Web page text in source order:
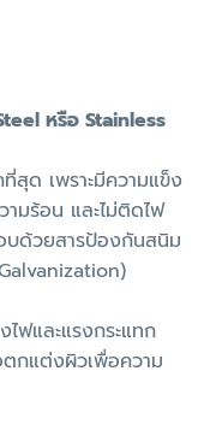
หรือ Stainless
สุด เพราะมีความแข็ง
มร้อน และไม่ติดไฟ
บด้วยสารป้องกันสนิม
ฟและแรงกระแทก
กแต่งผิวเพื่อความ